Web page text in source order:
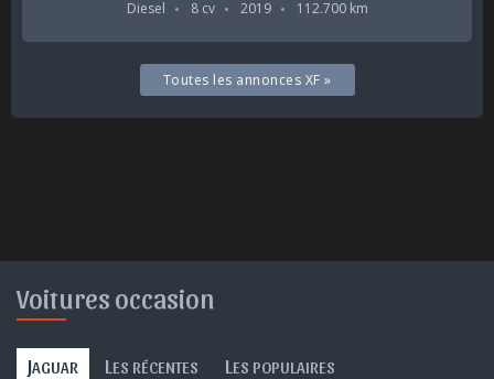
Diesel 8 cv 2019 112.700 km
Toutes les annonces XF »
Voitures occasion
JAGUAR L ES RÉCENTES L ES POPULAIRES